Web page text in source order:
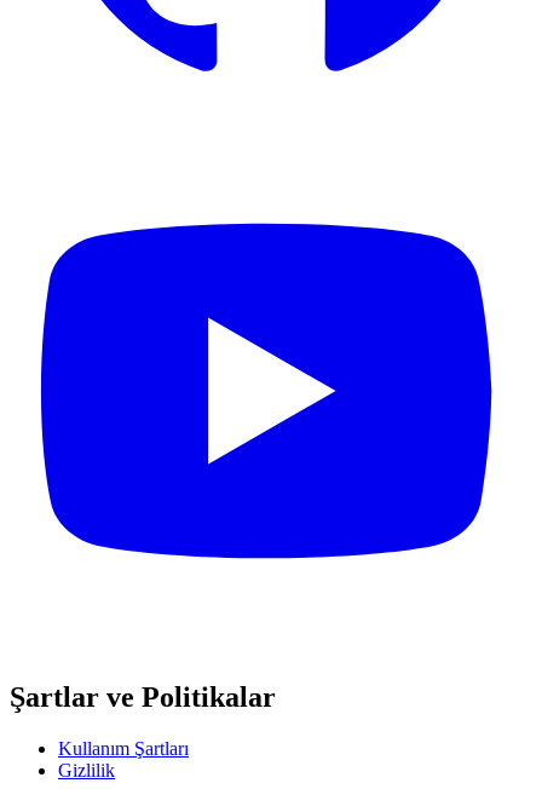
Şartlar ve Politikalar
Kullanım Şartları
Gizlilik